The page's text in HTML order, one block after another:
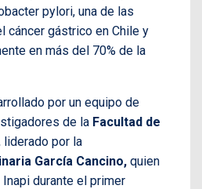
pylori, una de las
cáncer gástrico en Chile y
en más del 70% de la
por un equipo de
de la Facultad de
liderado por la
García Cancino, quien
durante el primer